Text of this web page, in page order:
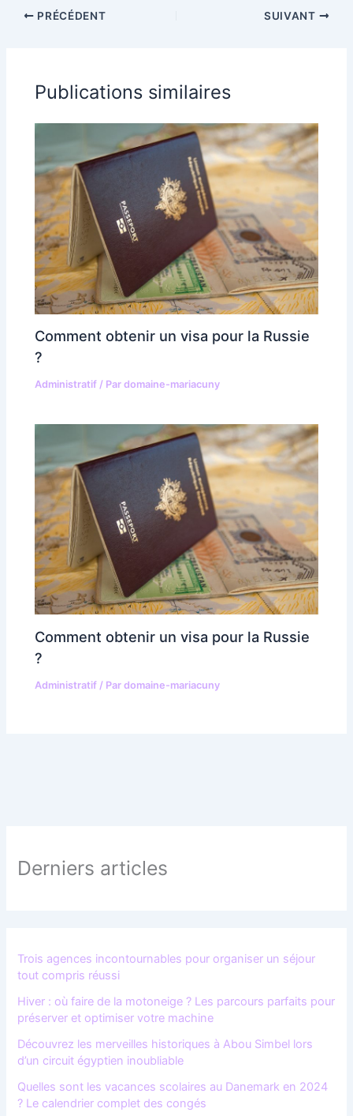
PRÉCÉDENT SUIVANT
Publications similaires
Comment obtenir un visa pour la Russie
?
Administratif / Pardomaine-mariacuny
Comment obtenir un visa pour la Russie
?
Administratif / Pardomaine-mariacuny
Derniers articles
Trois agences incontournables pour organiser un séjour
tout compris réussi
Hiver : où faire de la motoneige ? Les parcours parfaits pour
préserver et optimiser votre machine
Découvrez les merveilles historiques à Abou Simbel lors
d’un circuit égyptien inoubliable
Quelles sont les vacances scolaires au Danemark en 2024
? Le calendrier complet des congés